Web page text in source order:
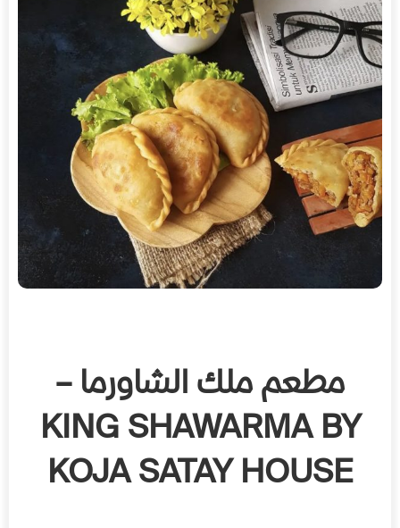
مطعم ملك الشاورما –
KING SHAWARMA BY
KOJA SATAY HOUSE